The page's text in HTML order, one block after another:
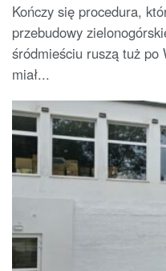
Kończy się procedura,
przebudowy
śródmieściu ruszą tuż po
miał...